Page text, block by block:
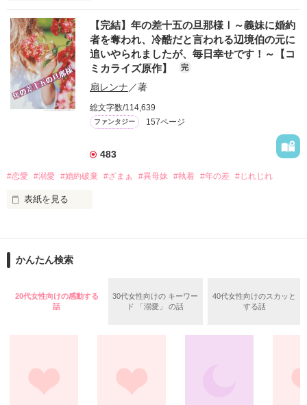
何があっても抜け出せないほどに溺愛される話。
♡らっこちゃん先生によるコミカライズ、竹書房様ストーリア
ダッシュにて近日連載予定です。
♡たくさん加筆した電子書籍化も進行中です！
【旧タイトル】【連載版】婚約者が病弱な妹に恋をしたので、
私は家を出ます。どうか、探さないでください。
作品を読む
ラヴァンディエ帝国の地方の小貴族の娘、イリス・ルメールは
不遇の第六皇子レオンと共に育ち、やがて恋人同士になる。
幸せな毎日を送っていたが、ある日突然レオンと離れ離れにな
ってしまう。
その後、レオンの子を身ごもっていることに気付いたイリス
は、ひとりで産み育てる決意をする。
それから四年後。
故郷を離れ娘のリラを産み慎ましくも幸せに暮らしていたイリ
イリス・ルメール
金髪、碧眼。のんびりした田舎の領地でのびのび育った。社交
１９歳 →２３歳
ラヴァンディエ皇帝の第六皇子。
*-*-*-*-*-*-*-*-*-*-*-*-*-*-*-*-*-*-*-*-
【完結】年の差十五の旦那様Ⅰ～義妹に婚約
者を奪われ、冷酷だと言われる辺境伯の元に
追いやられましたが、毎日幸せです！～【コ
ミカライズ原作】
完
扇レンナ／著
総文字数/114,639
ファンタジー 157ページ
483
#恋愛 #溺愛 #婚約破棄 #ざまぁ #異母妹 #執着 #年の差 #じれじれ
表紙を見る
～辺境伯の花嫁候補～】と改題して好評連載中です♡　作画は
◇めちゃコミックさまにてボイスコミック化もされておりま
「悪いが、キミのことは好みじゃないんだ」
一瞬で理解する。
――あぁ、自分は捨てられたのだと。
かんたん検索
20代女性向けの感動する
話
30代女性向けの キーワー
ド 「溺愛」 の話
40代女性向けのスカッと
する話